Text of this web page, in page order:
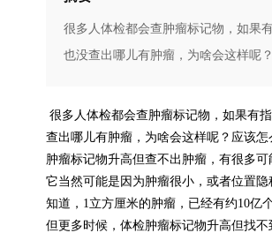
很多人体检都会查肿瘤标记物，如果
也没查出哪儿有肿瘤，为啥会这样呢
很多人体检都会查肿瘤标记物，如果有
查出哪儿有肿瘤，为啥会这样呢？应该怎
肿瘤标记物升高但查不出肿瘤，有很多可
它当然可能是因为肿瘤很小，或者位置
知道，1立方厘米的肿瘤，已经有约10亿
但更多时候，体检肿瘤标记物升高但找